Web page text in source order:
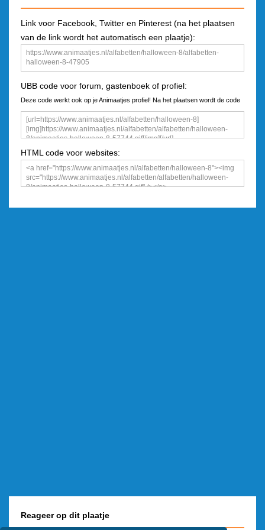
Link voor Facebook, Twitter en Pinterest (na het plaatsen
van de link wordt het automatisch een plaatje):
UBB code voor forum, gastenboek of profiel:
Deze code werkt ook op je Animaatjes profiel! Na het plaatsen wordt de code
een plaatje
HTML code voor websites:
Reageer op dit plaatje